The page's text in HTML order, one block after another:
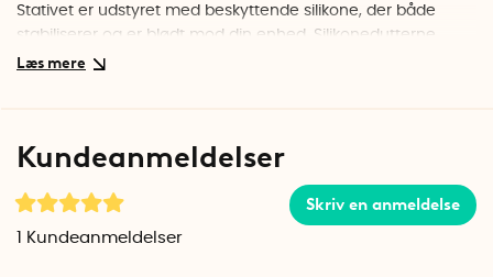
Stativet er udstyret med beskyttende silikone, der både
stabiliserer og er blødt mod din enhed. Silikonedutterne
under bundpladen sikrer, at stativet ikke glider væk og er
Mål (foldet): 13 cm x 8,4 cm x 2,6 cm
Kundeanmeldelser
Skriv en anmeldelse
Kundeanmeldelser